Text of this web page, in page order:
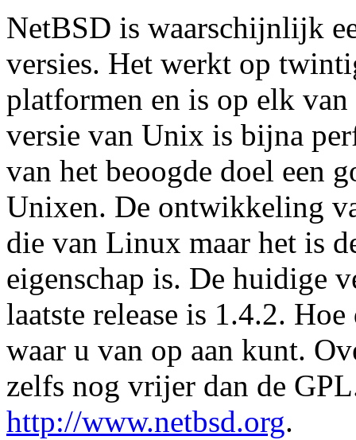
NetBSD is waarschijnlijk
versies. Het werkt op
platformen en is op elk van
versie van Unix is bijna
van het beoogde doel een
Unixen. De ontwikkeling
die van Linux maar het is
eigenschap is. De huidige
laatste release is 1.4.2.
waar u van op aan kunt.
zelfs nog vrijer dan de
http://www.netbsd.org.